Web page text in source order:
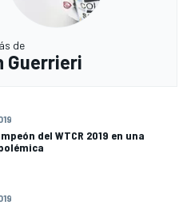
de
Guerrieri
del WTCR 2019 en una